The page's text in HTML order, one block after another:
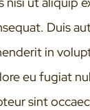
Duis
in
eu fugiat
sint